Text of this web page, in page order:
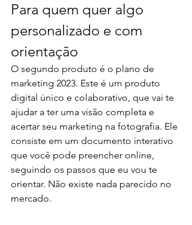
Para quem quer algo
personalizado e com
orientação
O segundo produto é o plano de
marketing 2023. Este é um produto
digital único e colaborativo, que vai te
ajudar a ter uma visão completa e
acertar seu marketing na fotografia. Ele
consiste em um documento interativo
que você pode preencher online,
seguindo os passos que eu vou te
orientar. Não existe nada parecido no
mercado.